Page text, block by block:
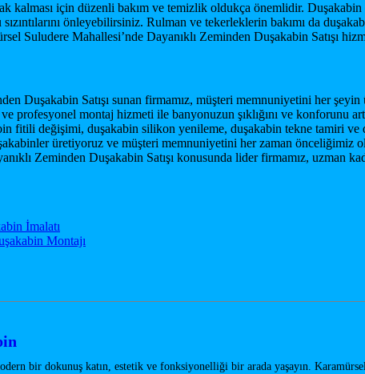
kalması için düzenli bakım ve temizlik oldukça önemlidir.
önleyebilirsiniz. Rulman ve tekerleklerin bakımı da
Suludere Mahallesi’nde Dayanıklı Zeminden Duşakabin Satışı
Duşakabin Satışı sunan firmamız, müşteri memnuniyetini her
profesyonel montaj hizmeti ile banyonuzun şıklığını ve konforunu
fitili değişimi, duşakabin silikon yenileme, duşakabin tekne tamiri
üretiyoruz ve müşteri memnuniyetini her zaman
Zeminden Duşakabin Satışı konusunda lider firmamız, uzman
İmalatı
Montajı
bir dokunuş katın, estetik ve fonksiyonelliği bir arada yaşayın.